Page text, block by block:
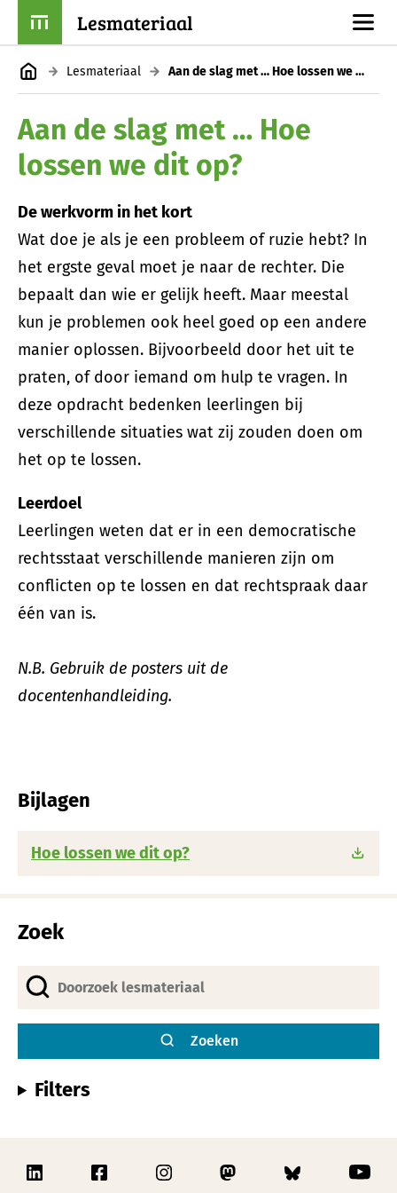
Lesmateriaal
Lesmateriaal Aan de slag met … Hoe lossen we dit op?
Aan de slag met … Hoe
lossen we dit op?
De werkvorm in het kort
Wat doe je als je een probleem of ruzie hebt? In
het ergste geval moet je naar de rechter. Die
bepaalt dan wie er gelijk heeft. Maar meestal
kun je problemen ook heel goed op een andere
manier oplossen. Bijvoorbeeld door het uit te
praten, of door iemand om hulp te vragen. In
deze opdracht bedenken leerlingen bij
verschillende situaties wat zij zouden doen om
het op te lossen.
Leerdoel
Leerlingen weten dat er in een democratische
rechtsstaat verschillende manieren zijn om
conflicten op te lossen en dat rechtspraak daar
één van is.
N.B. Gebruik de posters uit de
docentenhandleiding.
Bijlagen
Hoe lossen we dit op?
Zoek
Zoeken
Filters